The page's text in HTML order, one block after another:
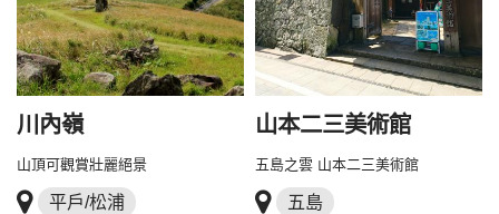
川內嶺
山頂可觀賞壯麗絕景
平戶/松浦
山本二三美術館
五島之雲 山本二三美術館
五島